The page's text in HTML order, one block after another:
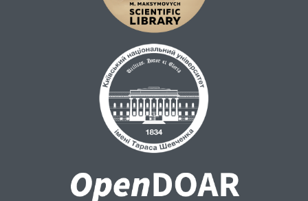
в Республіку Куба, спочатку як
консультанта Центру живлення цукрової
пізніше, після реорганізації структури
університету, він займає до 1979 року
посаду радника. Микола Миколайович
сформував наукову школу фітофізіологів у
Гаванському університеті, яка стала
науково-методичним центром не лише
для Куби, а і для фахівців з інших країн
Латинської Америки. За пропозицією
радника М. М. Мусієнка, уперше на Кубі